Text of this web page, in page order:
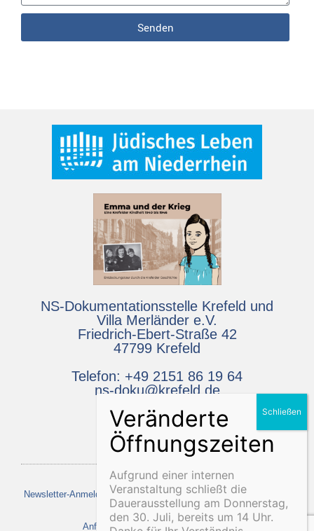
Senden
NS-Dokumentationsstelle Krefeld und
Villa Merländer e.V.
Friedrich-Ebert-Straße 42
47799 Krefeld
Telefon: +49 2151 86 19 64
ns-doku@krefeld.de
Newsletter-Anmeldung Projekt MEMOO Media
Anfahrt Impressum Datenschutz
Aufgrund einer internen
Veranstaltung schließt die
Dauerausstellung am Donnerstag,
den 30. Juli, bereits um 14 Uhr.